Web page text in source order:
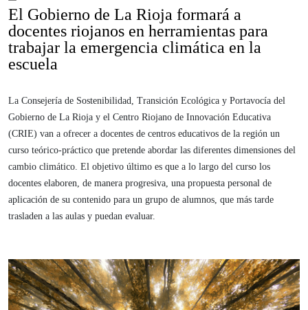
El Gobierno de La Rioja formará a
docentes riojanos en herramientas para
trabajar la emergencia climática en la
escuela
La Consejería de Sostenibilidad, Transición Ecológica y Portavocía del
Gobierno de La Rioja y el Centro Riojano de Innovación Educativa
(CRIE) van a ofrecer a docentes de centros educativos de la región un
curso teórico-práctico que pretende abordar las diferentes dimensiones del
cambio climático. El objetivo último es que a lo largo del curso los
docentes elaboren, de manera progresiva, una propuesta personal de
aplicación de su contenido para un grupo de alumnos, que más tarde
trasladen a las aulas y puedan evaluar.